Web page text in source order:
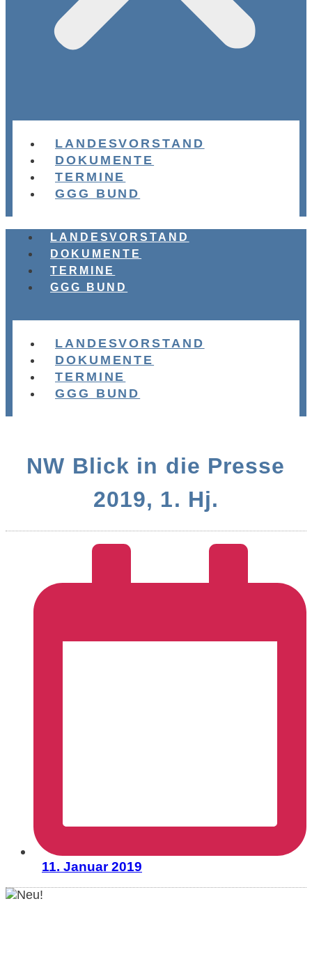
LANDESVORSTAND
DOKUMENTE
TERMINE
GGG BUND
LANDESVORSTAND
DOKUMENTE
TERMINE
GGG BUND
LANDESVORSTAND
DOKUMENTE
TERMINE
GGG BUND
NW Blick in die Presse
2019, 1. Hj.
11. Januar 2019